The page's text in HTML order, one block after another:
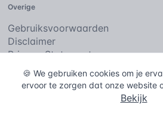
Overige
Gebruiksvoorwaarden
Disclaimer
Privacy Statement
Cookies
🍪 We gebruiken cookies om je
ervoor te zorgen dat onze website
Bekijk